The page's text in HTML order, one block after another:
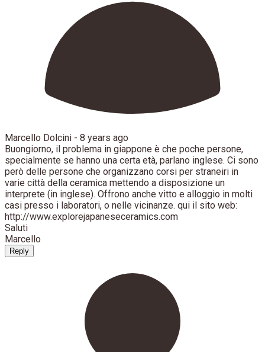
Marcello Dolcini - 8 years ago
Buongiorno, il problema in giappone è che poche persone,
specialmente se hanno una certa età, parlano inglese. Ci sono
però delle persone che organizzano corsi per straneiri in
varie città della ceramica mettendo a disposizione un
interprete (in inglese). Offrono anche vitto e alloggio in molti
casi presso i laboratori, o nelle vicinanze. qui il sito web:
http://www.explorejapaneseceramics.com
Saluti
Marcello
Reply